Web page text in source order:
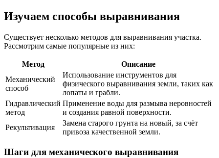
Изучаем способы выравнивания
Существует несколько методов для выравнивания участка.
Рассмотрим самые популярные из них:
Метод
Описание
Механический
способ
Использование инструментов для
физического выравнивания земли, таких как
лопаты и грабли.
Гидравлический
метод
Применение воды для размыва неровностей
и создания равной поверхности.
Рекультивация
Замена старого грунта на новый, за счёт
привоза качественной земли.
Шаги для механического выравнивания